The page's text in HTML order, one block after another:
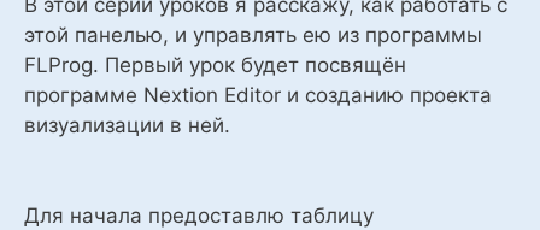
этой панелью, и управлять ею из программы
FLProg. Первый урок будет посвящён
программе Nextion Editor и созданию проекта
визуализации в ней.
Для начала предоставлю таблицу